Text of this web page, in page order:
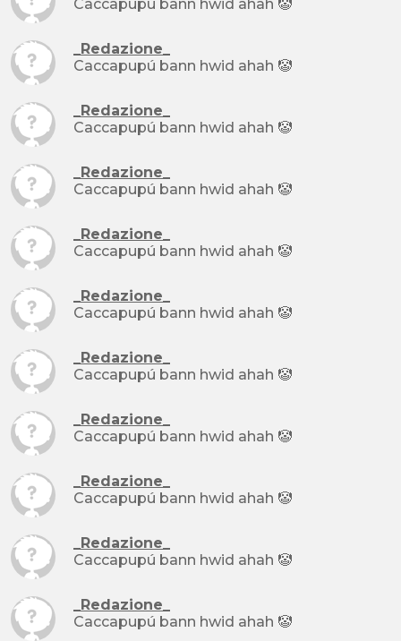
Caccapupú bann hwid ahah 🤡
_Redazione_
Caccapupú bann hwid ahah 🤡
_Redazione_
Caccapupú bann hwid ahah 🤡
_Redazione_
Caccapupú bann hwid ahah 🤡
_Redazione_
Caccapupú bann hwid ahah 🤡
_Redazione_
Caccapupú bann hwid ahah 🤡
_Redazione_
Caccapupú bann hwid ahah 🤡
_Redazione_
Caccapupú bann hwid ahah 🤡
_Redazione_
Caccapupú bann hwid ahah 🤡
_Redazione_
Caccapupú bann hwid ahah 🤡
_Redazione_
Caccapupú bann hwid ahah 🤡